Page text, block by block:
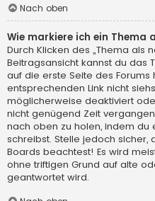
Nach oben
Wie markiere ich ein Thema
Durch Klicken des „Thema als
Beitragsansicht kannst du das
auf die erste Seite des Forums
entsprechenden Link nicht
möglicherweise deaktiviert
nicht genügend Zeit
nach oben zu holen, indem
schreibst. Stelle jedoch sicher,
Boards beachtest! Es wird
ohne triftigen Grund auf alte
geantwortet wird.